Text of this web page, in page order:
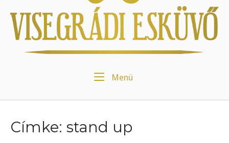
Menü
Címke: stand up